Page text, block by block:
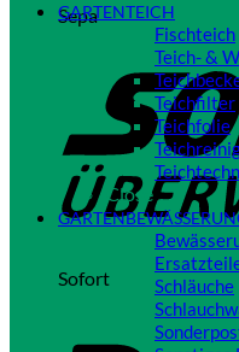
Sepa
Sofort
GARTENTEICH
Fischteich
Teich- &
Teichfilter
Teichfolie
Close
Schläuche